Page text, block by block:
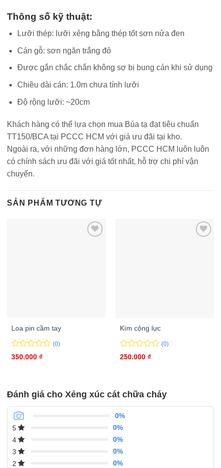
Thông số kỹ thuật:
Lưỡi thép: lưỡi xẻng bằng thép tốt sơn nửa đen
Cán gỗ: sơn ngăn trắng đỏ
Được gắn chắc chắn không sợ bị bung cán khi sử dụng
Chiều dài cán: 1.0m chưa tính lưỡi
Độ rộng lưỡi: ~20cm
Khách hàng có thể lựa chọn mua Búa tạ đạt tiêu chuẩn
TT150/BCA tại PCCC HCM với giá ưu đãi tại kho.
Ngoài ra, với những đơn hàng lớn, PCCC HCM luôn luôn
có chính sách ưu đãi với giá tốt nhất, hỗ trợ chi phí vận
chuyển.
SẢN PHẨM TƯƠNG TỰ
Loa pin cầm tay
0
0
(0)
350.000₫
Kìm cộng lực
0
0
(0)
250.000₫
Đánh giá cho Xẻng xúc cát chữa cháy
0%
5
0%
4
0%
3
0%
2
0%